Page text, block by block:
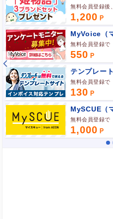
無料会員登録後
1,200
MyVoice（
無料会員登録で
550
テンプレー
無料会員登録で
130
MySCUE（
無料会員登録で
1,000